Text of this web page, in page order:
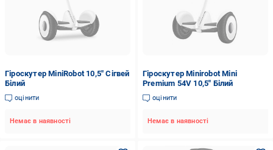
Гіроскутер MiniRobot 10,5" Сігвей
Білий
оцінити
Немає в наявності
Гіроскутер Minirobot Mini
Premium 54V 10,5" Білий
оцінити
Немає в наявності